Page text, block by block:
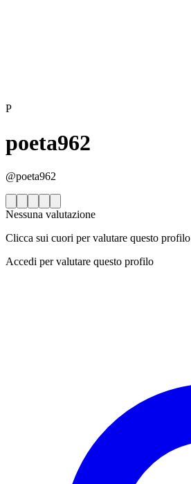
P
poeta962
@poeta962
Nessuna valutazione
Clicca sui cuori per valutare questo profilo
Accedi per valutare questo profilo